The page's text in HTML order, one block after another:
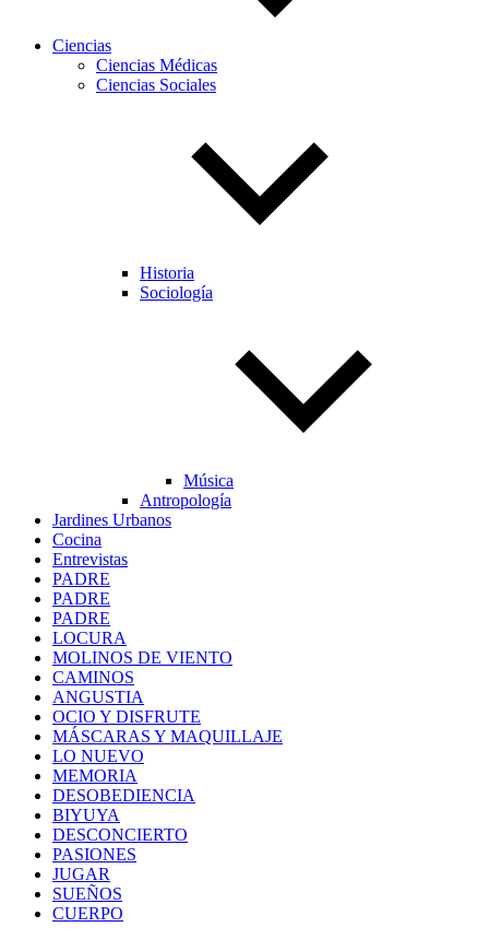
Ciencias
Ciencias Médicas
Ciencias Sociales
Historia
Sociología
Música
Antropología
Jardines Urbanos
Cocina
Entrevistas
PADRE
PADRE
PADRE
LOCURA
MOLINOS DE VIENTO
CAMINOS
ANGUSTIA
OCIO Y DISFRUTE
MÁSCARAS Y MAQUILLAJE
LO NUEVO
MEMORIA
DESOBEDIENCIA
BIYUYA
DESCONCIERTO
PASIONES
JUGAR
SUEÑOS
CUERPO